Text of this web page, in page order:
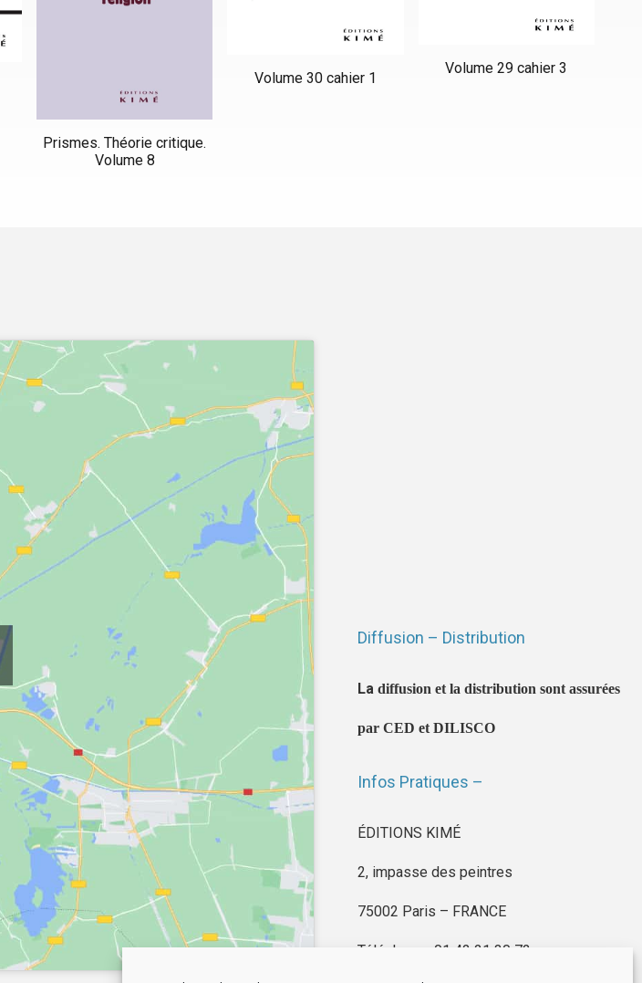
Prismes. Théorie critique.
Volume 8
Volume 30 cahier 1
Volume 29 cahier 3
Diffusion – Distribution
La diffusion et la distribution sont assurées
par CED et DILISCO
Infos Pratiques –
ÉDITIONS KIMÉ
2, impasse des peintres
75002 Paris – FRANCE
Téléphone : 01 42 21 30 72